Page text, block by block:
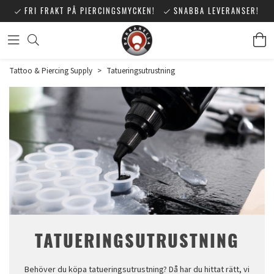
FRI FRAKT PÅ PIERCINGSMYCKEN! SNABBA LEVERANSER!
Tattoo & Piercing Supply > Tatueringsutrustning
TATUERINGSUTRUSTNING
Behöver du köpa tatueringsutrustning? Då har du hittat rätt, vi